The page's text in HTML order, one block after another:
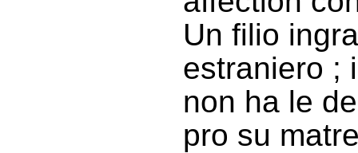
Un filio
estraniero ;
non ha le
pro su